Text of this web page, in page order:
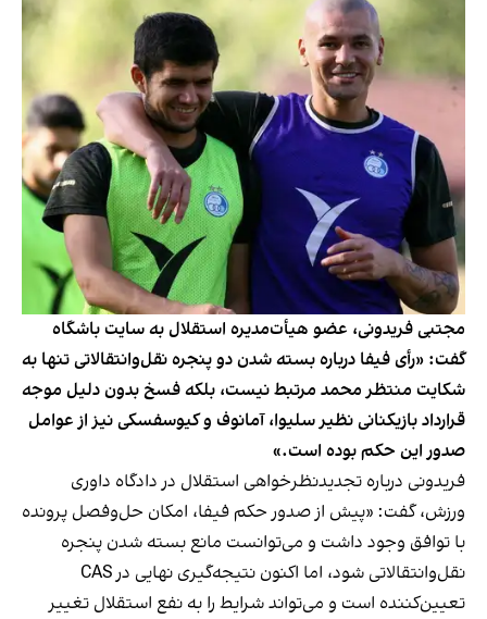
مجتبی فریدونی، عضو هیأت‌مدیره استقلال به سایت باشگاه
گفت: «رأی فیفا درباره بسته شدن دو پنجره نقل‌وانتقالاتی تنها به
شکایت منتظر محمد مرتبط نیست، بلکه فسخ بدون دلیل موجه
قرارداد بازیکنانی نظیر سلیوا، آمانوف و کیوسفسکی نیز از عوامل
صدور این حکم بوده است.»
فریدونی درباره تجدیدنظرخواهی استقلال در دادگاه داوری
ورزش، گفت: «پیش از صدور حکم فیفا، امکان حل‌وفصل پرونده
با توافق وجود داشت و می‌توانست مانع بسته شدن پنجره
نقل‌وانتقالاتی شود، اما اکنون نتیجه‌گیری نهایی در CAS
تعیین‌کننده است و می‌تواند شرایط را به نفع استقلال تغییر